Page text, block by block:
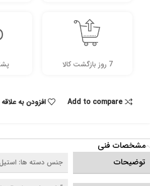
7 روز بازگشت کالا
Add to compare افزودن به
مشخصات فنی
توضیحات
جنس دسته ها: